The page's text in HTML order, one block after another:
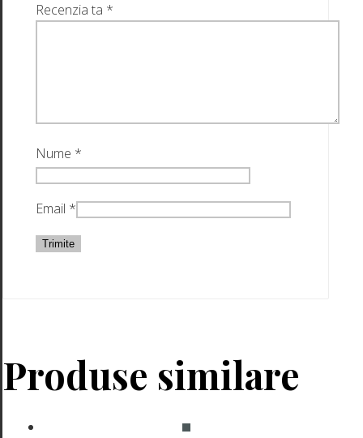
Recenzia ta *
Nume *
Email *
Produse similare